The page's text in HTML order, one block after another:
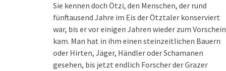
Sie kennen doch Ötzi, den Menschen, der rund
fünftausend Jahre im Eis der Ötztaler konserviert
war, bis er vor einigen Jahren wieder zum Vorschein
kam. Man hat in ihm einen steinzeitlichen Bauern
oder Hirten, Jäger, Händler oder Schamanen
gesehen, bis jetzt endlich Forscher der Grazer